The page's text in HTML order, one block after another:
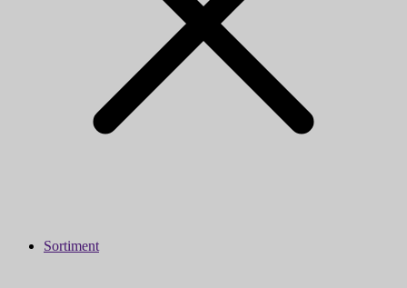
Sortiment